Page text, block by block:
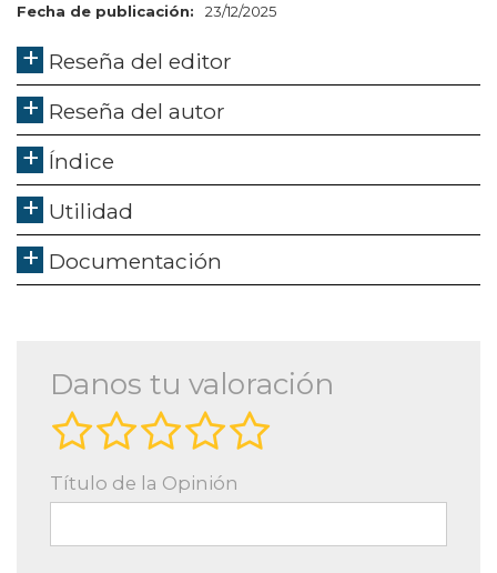
Fecha de publicación:
23/12/2025
Reseña del editor
Reseña del autor
Índice
Utilidad
Documentación
Danos tu valoración
Título de la Opinión